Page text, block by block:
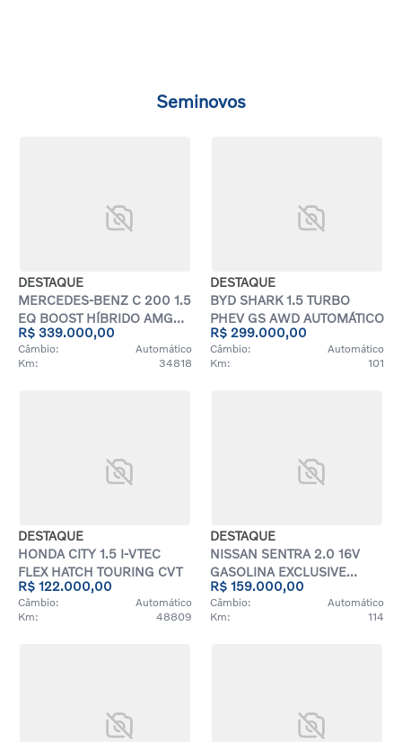
Seminovos
DESTAQUE
MERCEDES-BENZ C 200 1.5
EQ BOOST HÍBRIDO AMG
LINE 9G-TRONIC
R$ 339.000,00
Câmbio:
Automático
Km:
34818
DESTAQUE
BYD SHARK 1.5 TURBO
PHEV GS AWD AUTOMÁTICO
R$ 299.000,00
Câmbio:
Automático
Km:
101
DESTAQUE
HONDA CITY 1.5 I-VTEC
FLEX HATCH TOURING CVT
R$ 122.000,00
Câmbio:
Automático
Km:
48809
DESTAQUE
NISSAN SENTRA 2.0 16V
GASOLINA EXCLUSIVE
PREMIUM XTRONIC
R$ 159.000,00
Câmbio:
Automático
Km:
114